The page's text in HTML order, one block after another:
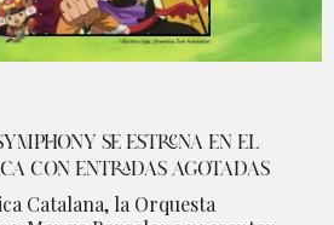
SE ESTRENA EN EL
CON ENTRADAS AGOTADAS
Catalana, la Orquesta